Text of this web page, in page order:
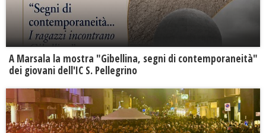
A Marsala la mostra "Gibellina, segni di contemporaneità"
dei giovani dell'IC S. Pellegrino